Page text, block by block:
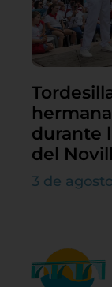
durante
del
3 de